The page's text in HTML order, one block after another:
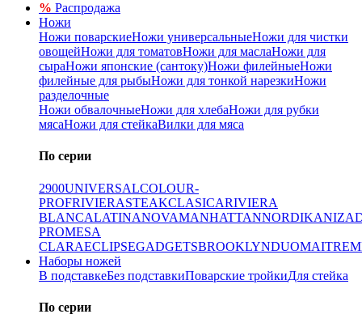
% Распродажа
Ножи
Ножи поварскиеНожи универсальныеНожи для чистки
овощейНожи для томатовНожи для маслаНожи для
сыраНожи японские (сантоку)Ножи филейныеНожи
филейные для рыбыНожи для тонкой нарезкиНожи
разделочные
Ножи обвалочныеНожи для хлебаНожи для рубки
мясаНожи для стейкаВилки для мяса
По серии
2900UNIVERSALCOLOUR-
PROFRIVIERASTEAKCLASICARIVIERA
BLANCALATINANOVAMANHATTANNORDIKANIZA
PROMESA
CLARAECLIPSEGADGETSBROOKLYNDUOMAITRE
Наборы ножей
В подставкеБез подставкиПоварские тройкиДля стейка
По серии